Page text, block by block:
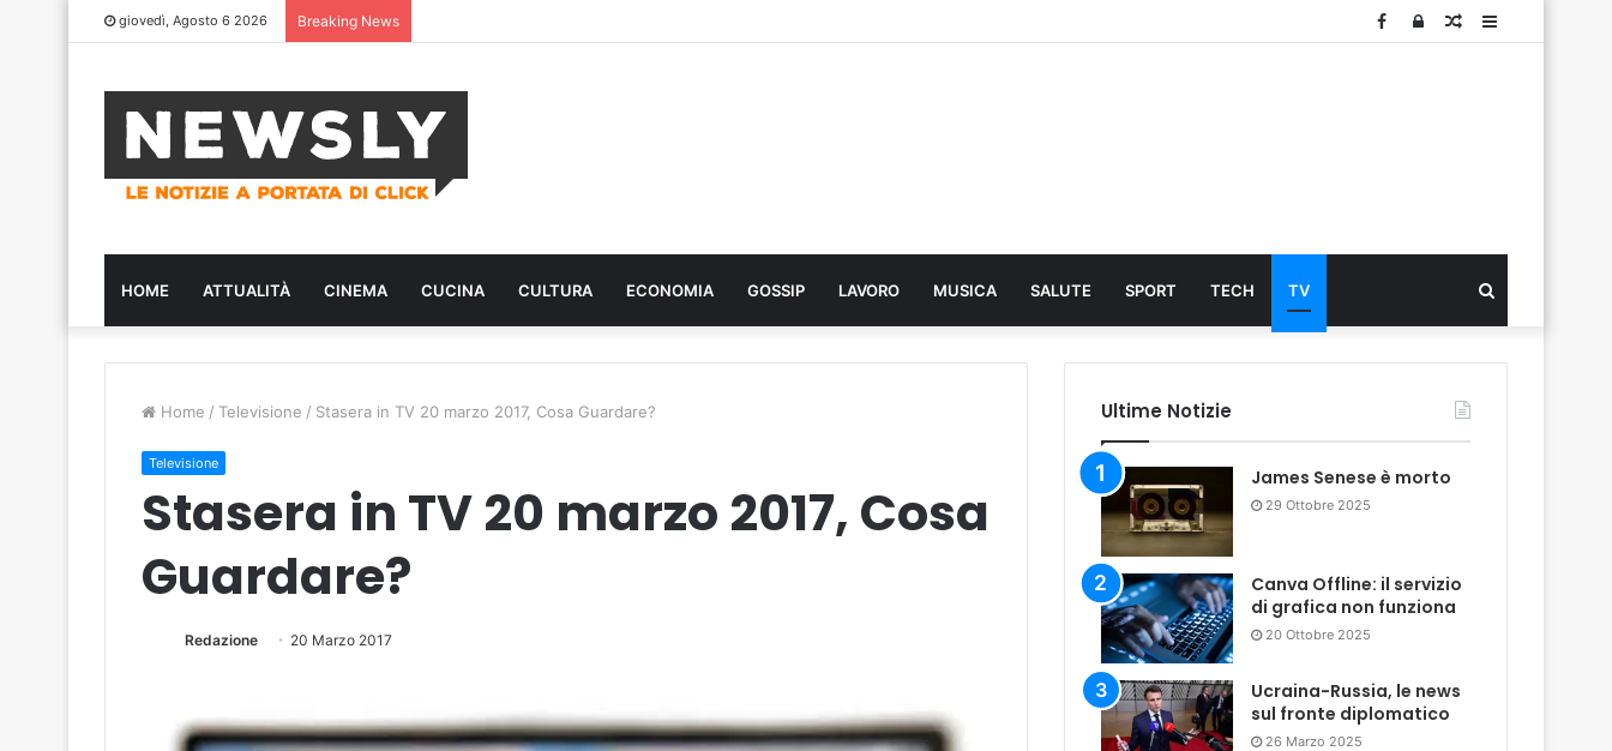
giovedì, Agosto 6 2026 Breaking News Sidebar
Articolo
Log
Facebook
HOME ATTUALITÀ CINEMA CUCINA CULTURA ECONOMIA GOSSIP LAVORO MUSICA SALUTE SPORT TECH TV
...
Home / Televisione / Stasera in TV 20 marzo 2017, Cosa Guardare?
Televisione
Stasera in TV 20 marzo 2017, Cosa
Guardare?
Redazione 20 Marzo 2017
Ultime Notizie
James Senese è morto
29 Ottobre 2025
Canva Offline: il servizio
di grafica non funziona
20 Ottobre 2025
Ucraina-Russia, le news
sul fronte diplomatico
26 Marzo 2025